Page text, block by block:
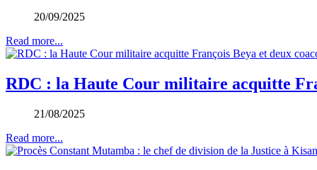
20/09/2025
Read more...
RDC : la Haute Cour militaire acquitte
21/08/2025
Read more...